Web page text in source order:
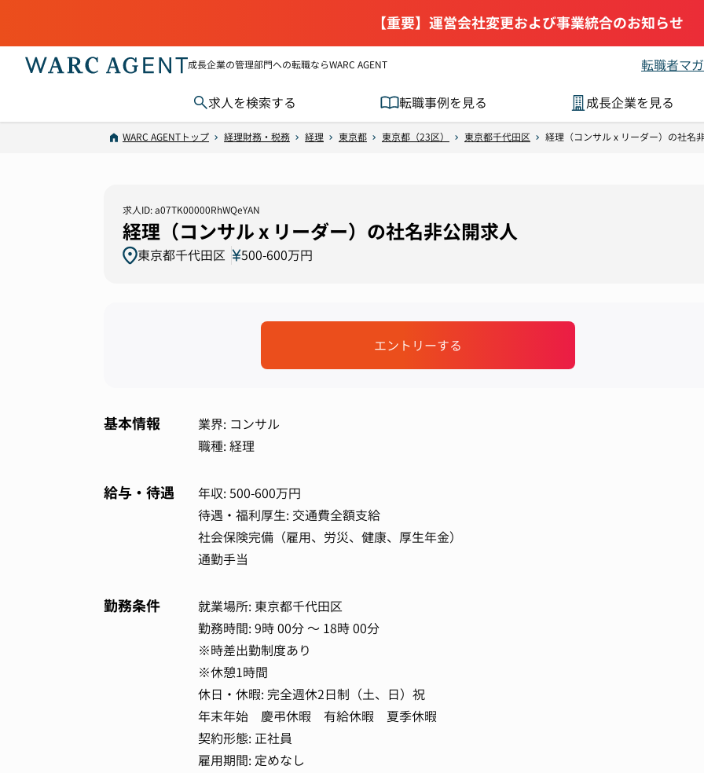
【重要】運営会社変更および事業統合のお知らせ
成長企業の管理部門への転職ならWARC AGENT 転職者マ
求人を検索する 転職事例を見る 成長企業を見る
WARC AGENTトップ 経理財務・税務 経理 東京都 東京都（23区） 東京都千代田区 経理（コンサル x リーダー）の社名
求人ID: a07TK00000RhWQeYAN
経理（コンサル x リーダー）の社名非公開求人
東京都千代田区 500-600万円
エントリーする
基本情報
業界: コンサル
職種: 経理
給与・待遇
年収: 500-600万円
待遇・福利厚生: 交通費全額支給
社会保険完備（雇用、労災、健康、厚生年金）
通勤手当
勤務条件
就業場所: 東京都千代田区
勤務時間: 9時 00分 ～ 18時 00分
※時差出勤制度あり
※休憩1時間
休日・休暇: 完全週休2日制（土、日）祝
年末年始 慶弔休暇 有給休暇 夏季休暇
契約形態: 正社員
雇用期間: 定めなし